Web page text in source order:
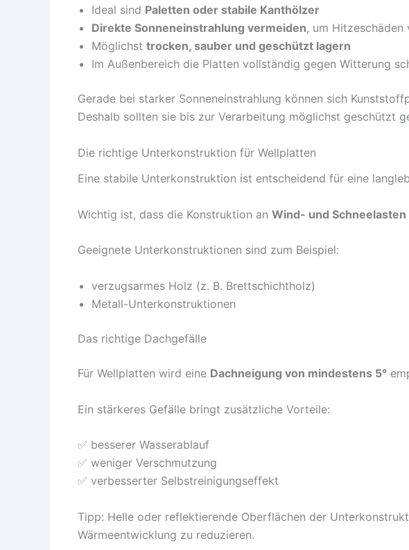
Ideal sind Paletten oder stabile Kanthölzer
Direkte Sonneneinstrahlung vermeiden, um Hitzeschäden
Möglichst trocken, sauber und geschützt lagern
Im Außenbereich die Platten vollständig gegen Witterung
Gerade bei starker Sonneneinstrahlung können sich
Deshalb sollten sie bis zur Verarbeitung möglichst geschützt
Die richtige Unterkonstruktion für Wellplatten
Eine stabile Unterkonstruktion ist entscheidend für eine
Wichtig ist, dass die Konstruktion an Wind- und Schneelasten
Geeignete Unterkonstruktionen sind zum Beispiel:
verzugsarmes Holz (z. B. Brettschichtholz)
Metall-Unterkonstruktionen
Das richtige Dachgefälle
Für Wellplatten wird eine Dachneigung von mindestens 5°
Ein stärkeres Gefälle bringt zusätzliche Vorteile:
✅ besserer Wasserablauf
✅ weniger Verschmutzung
✅ verbesserter Selbstreinigungseffekt
Tipp: Helle oder reflektierende Oberflächen der
Wärmeentwicklung zu reduzieren.